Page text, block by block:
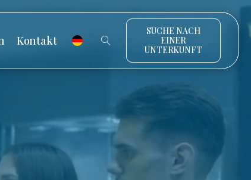
Kontakt
SUCHE NACH
EINER
UNTERKUNFT